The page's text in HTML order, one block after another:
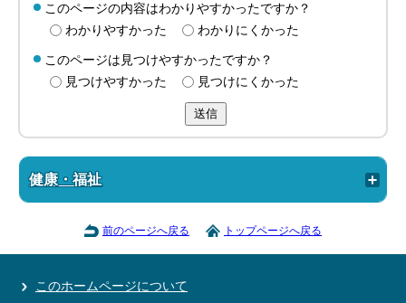
このページの内容はわかりやすかったですか？
わかりやすかった
わかりにくかった
このページは見つけやすかったですか？
見つけやすかった
見つけにくかった
送信
健康・福祉
前のページへ戻る トップページへ戻る
このホームページについて